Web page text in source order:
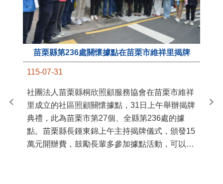
苗栗縣第236處關懷據點在苗栗市維祥里揭牌
115-07-31
社團法人苗栗縣桐欣照顧服務協會在苗栗市維祥
里成立的社區照顧關懷據點，31日上午舉辦揭牌
典禮，此為苗栗市第27個、全縣第236處的據
點。苗栗縣長鍾東錦上午主持揭牌儀式，頒發15
萬元開辦費，鼓勵長輩多參加據點活動，可以更
苗